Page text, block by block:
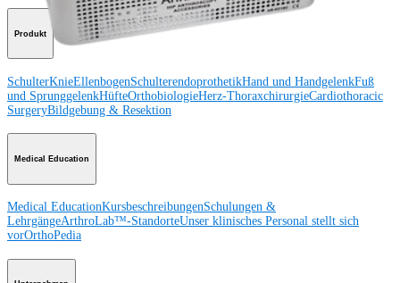
Produkt
SchulterKnieEllenbogenSchulterendoprothetikHand und HandgelenkFuß
und SprunggelenkHüfteOrthobiologieHerz-ThoraxchirurgieCardiothoracic
SurgeryBildgebung & Resektion
Medical Education
Medical EducationKursbeschreibungenSchulungen &
LehrgängeArthroLab™-StandorteUnser klinisches Personal stellt sich
vorOrthoPedia